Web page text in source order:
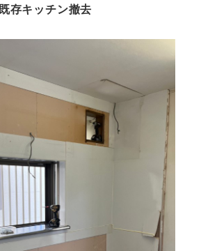
既存キッチン撤去